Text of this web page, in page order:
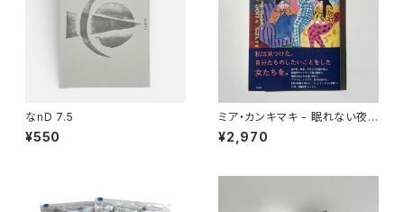
なnD 7.5
¥550
ミア・カンキマキ - 眠れない夜
に思う、憧れの女たち
¥2,970